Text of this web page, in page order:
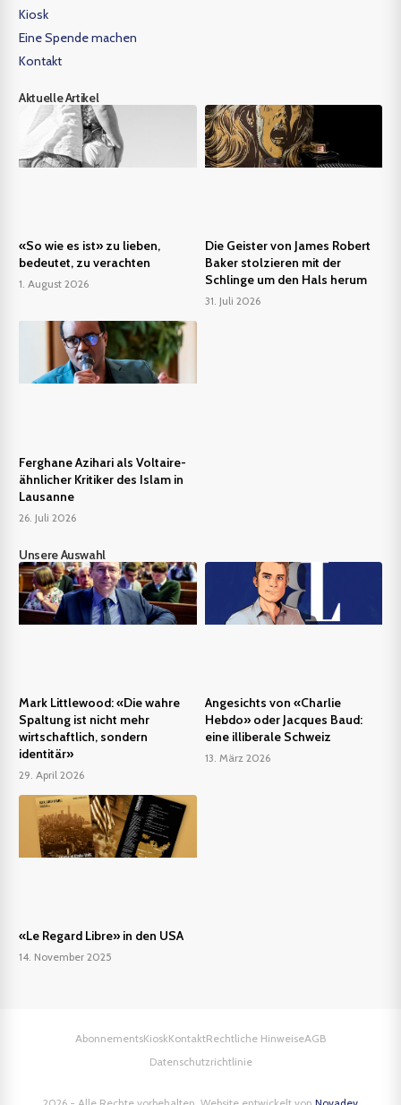
Kiosk
Eine Spende machen
Kontakt
Aktuelle Artikel
«So wie es ist» zu lieben,
bedeutet, zu verachten
1. August 2026
Die Geister von James Robert
Baker stolzieren mit der
Schlinge um den Hals herum
31. Juli 2026
Ferghane Azihari als Voltaire-
ähnlicher Kritiker des Islam in
Lausanne
26. Juli 2026
Unsere Auswahl
Mark Littlewood: «Die wahre
Spaltung ist nicht mehr
wirtschaftlich, sondern
identitär»
29. April 2026
Angesichts von «Charlie
Hebdo» oder Jacques Baud:
eine illiberale Schweiz
13. März 2026
«Le Regard Libre» in den USA
14. November 2025
AbonnementsKioskKontaktRechtliche HinweiseAGB
Datenschutzrichtlinie